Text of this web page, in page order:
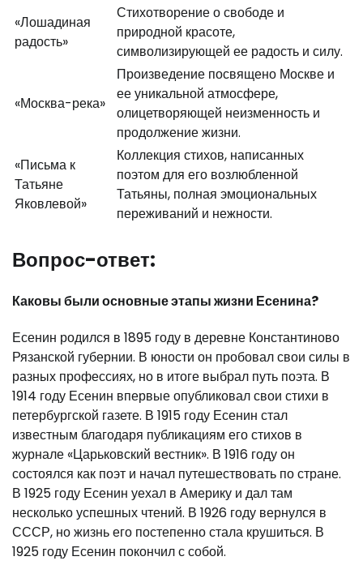
«Лошадиная
радость»
Стихотворение о свободе и
природной красоте,
символизирующей ее радость и силу.
«Москва-река»
Произведение посвящено Москве и
ее уникальной атмосфере,
олицетворяющей неизменность и
продолжение жизни.
«Письма к
Татьяне
Яковлевой»
Коллекция стихов, написанных
поэтом для его возлюбленной
Татьяны, полная эмоциональных
переживаний и нежности.
Вопрос-ответ:
Каковы были основные этапы жизни Есенина?
Есенин родился в 1895 году в деревне Константиново
Рязанской губернии. В юности он пробовал свои силы в
разных профессиях, но в итоге выбрал путь поэта. В
1914 году Есенин впервые опубликовал свои стихи в
петербургской газете. В 1915 году Есенин стал
известным благодаря публикациям его стихов в
журнале «Царьковский вестник». В 1916 году он
состоялся как поэт и начал путешествовать по стране.
В 1925 году Есенин уехал в Америку и дал там
несколько успешных чтений. В 1926 году вернулся в
СССР, но жизнь его постепенно стала крушиться. В
1925 году Есенин покончил с собой.